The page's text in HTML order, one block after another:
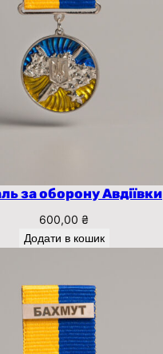
за оборону Авдіївки
600,00 ₴
Додати в кошик